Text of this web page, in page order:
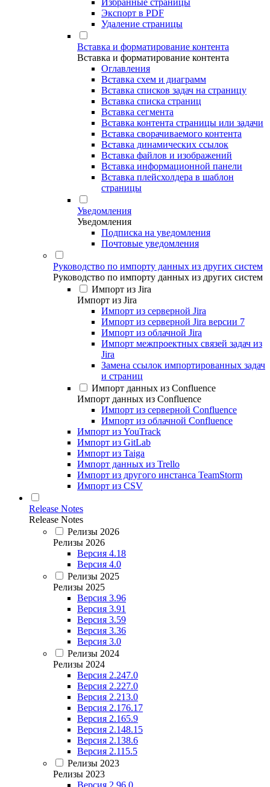
Избранные страницы
Экспорт в PDF
Удаление страницы
Вставка и форматирование контента
Вставка и форматирование контента
Оглавления
Вставка схем и диаграмм
Вставка списков задач на страницу
Вставка списка страниц
Вставка сегмента
Вставка контента страницы или задачи
Вставка сворачиваемого контента
Вставка динамических ссылок
Вставка файлов и изображений
Вставка информационной панели
Вставка плейсхолдера в шаблон
страницы
Уведомления
Уведомления
Подписка на уведомления
Почтовые уведомления
Руководство по импорту данных из других систем
Руководство по импорту данных из других систем
Импорт из Jira
Импорт из Jira
Импорт из серверной Jira
Импорт из серверной Jira версии 7
Импорт из облачной Jira
Импорт межпроектных связей задач из
Jira
Замена ссылок импортированных задач
и страниц
Импорт данных из Confluence
Импорт данных из Confluence
Импорт из серверной Confluence
Импорт из облачной Confluence
Импорт из YouTrack
Импорт из GitLab
Импорт из Taiga
Импорт данных из Trello
Импорт из другого инстанса TeamStorm
Импорт из CSV
Release Notes
Release Notes
Релизы 2026
Релизы 2026
Версия 4.18
Версия 4.0
Релизы 2025
Релизы 2025
Версия 3.96
Версия 3.91
Версия 3.59
Версия 3.36
Версия 3.0
Релизы 2024
Релизы 2024
Версия 2.247.0
Версия 2.227.0
Версия 2.213.0
Версия 2.176.17
Версия 2.165.9
Версия 2.148.15
Версия 2.138.6
Версия 2.115.5
Релизы 2023
Релизы 2023